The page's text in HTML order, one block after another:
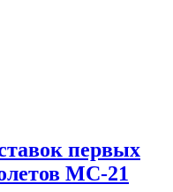
первых
МС-21